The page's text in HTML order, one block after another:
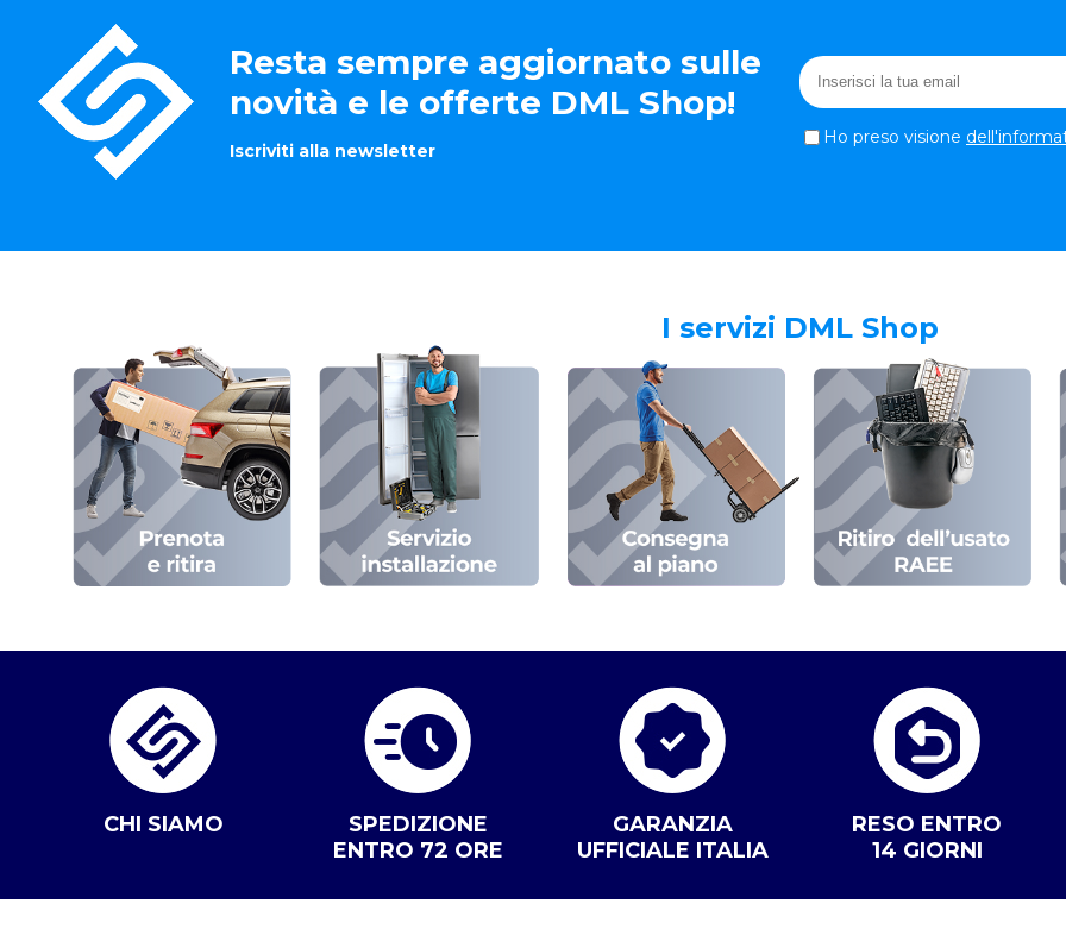
Resta sempre aggiornato sulle
novità e le offerte DML Shop!
Iscriviti alla newsletter
Ho preso visione
I servizi DML Shop
CHI SIAMO
SPEDIZIONE
ENTRO 72 ORE
GARANZIA
UFFICIALE ITALIA
RESO ENTRO
14 GIORNI